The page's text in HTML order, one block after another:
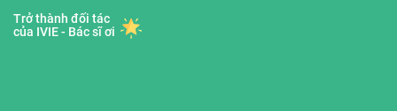
Trở thành đối tác
của IVIE - Bác sĩ ơi